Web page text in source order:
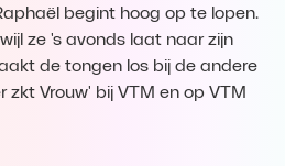
begint hoog op te lopen.
ze 's avonds laat naar zijn
de tongen los bij de andere
zkt Vrouw' bij VTM en op VTM